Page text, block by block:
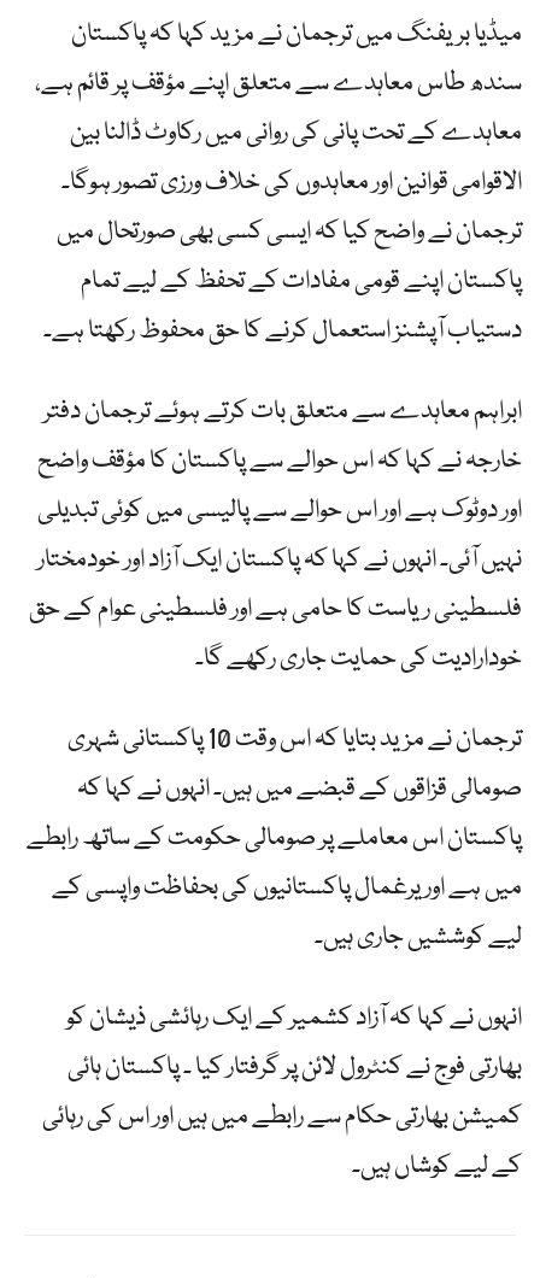
میڈیا بریفنگ میں ترجمان نے مزید کہا کہ پاکستان
سندھ طاس معاہدے سے متعلق اپنے مؤقف پر قائم ہے،
معاہدے کے تحت پانی کی روانی میں رکاوٹ ڈالنا بین
الاقوامی قوانین اور معاہدوں کی خلاف ورزی تصور ہوگا۔
ترجمان نے واضح کیا کہ ایسی کسی بھی صورتحال میں
پاکستان اپنے قومی مفادات کے تحفظ کے لیے تمام
دستیاب آپشنز استعمال کرنے کا حق محفوظ رکھتا ہے۔
ابراہم معاہدے سے متعلق بات کرتے ہوئے ترجمان دفتر
خارجہ نے کہا کہ اس حوالے سے پاکستان کا مؤقف واضح
اور دوٹوک ہے اور اس حوالے سے پالیسی میں کوئی تبدیلی
نہیں آئی۔ انہوں نے کہا کہ پاکستان ایک آزاد اور خودمختار
فلسطینی ریاست کا حامی ہے اور فلسطینی عوام کے حق
خودارادیت کی حمایت جاری رکھے گا۔
ترجمان نے مزید بتایا کہ اس وقت 10 پاکستانی شہری
صومالی قزاقوں کے قبضے میں ہیں۔ انہوں نے کہا کہ
پاکستان اس معاملے پر صومالی حکومت کے ساتھ رابطے
میں ہے اور یرغمال پاکستانیوں کی بحفاظت واپسی کے
لیے کوششیں جاری ہیں۔
انہوں نے کہا کہ آزاد کشمیر کے ایک رہائشی ذیشان کو
بھارتی فوج نے کنٹرول لائن پر گرفتار کیا ۔ پاکستان ہائی
کمیشن بھارتی حکام سے رابطے میں ہیں اور اس کی رہائی
کے لیے کوشاں ہیں۔